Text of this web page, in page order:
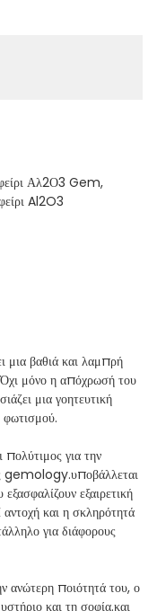
Αλ2Ο3 Gem,
Al2O3
μια βαθιά και λαμπρή
μόνο η απόχρωσή του
μια γοητευτική
φωτισμού.
πολύτιμος για την
gemology.υποβάλλεται
εξαιρετική
και η σκληρότητά
για διάφορους
ανώτερη ποιότητά του, ο
και τη σοφία.και